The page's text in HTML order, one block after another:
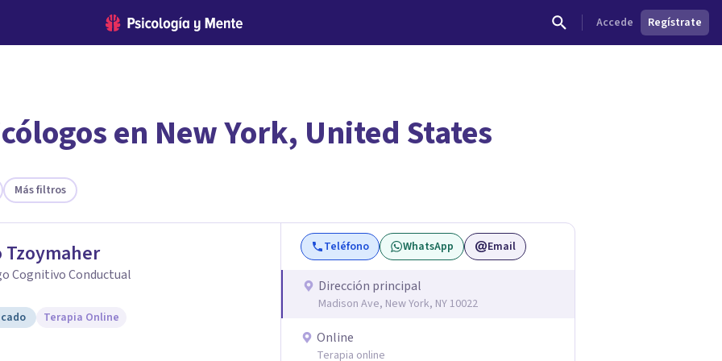
Accede Regístrate
el psicólogo adecuado?
en New York, United States
Más filtros
Tzoymaher
Cognitivo Conductual
Terapia Online
Teléfono WhatsApp Email
Dirección principal
Madison Ave, New York, NY 10022
Online
Terapia online